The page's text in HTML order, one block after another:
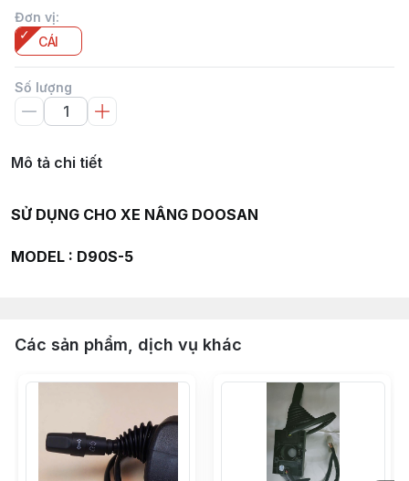
Đơn vị:
CÁI
Số lượng
Mô tả chi tiết
SỬ DỤNG CHO XE NÂNG DOOSAN
MODEL : D90S-5
Các sản phẩm, dịch vụ khác